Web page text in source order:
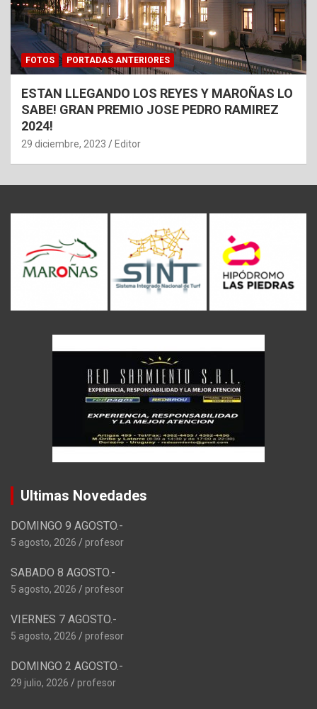
FOTOS PORTADAS ANTERIORES
ESTAN LLEGANDO LOS REYES Y MAROÑAS LO
SABE! GRAN PREMIO JOSE PEDRO RAMIREZ
2024!
29 diciembre, 2023 Editor
Ultimas Novedades
DOMINGO 9 AGOSTO.-
5 agosto, 2026 profesor
SABADO 8 AGOSTO.-
5 agosto, 2026 profesor
VIERNES 7 AGOSTO.-
5 agosto, 2026 profesor
DOMINGO 2 AGOSTO.-
29 julio, 2026 profesor